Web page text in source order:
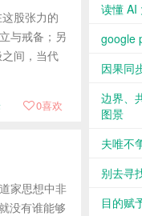
股张力的
与戒备；另
间，当代
0喜欢
家思想中非
没有谁能够
读懂 AI
google
因果同
边界、
图景
夫唯不
别去寻
目的赋